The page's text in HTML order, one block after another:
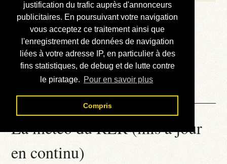
justification du trafic auprès d'annonceurs
publicitaires. En poursuivant votre navigation
vous acceptez ce traitement ainsi que
l'enregistrement de données de navigation
liées à votre adresse IP, en particulier à des
fins statistiques, de debug et de lutte contre
le piratage. Pour en savoir plus
Compris
Divers (et d’été)
Annonces
Liens externes
Téléchargement
Contact
La météo du RER (mis à jour
en continu)